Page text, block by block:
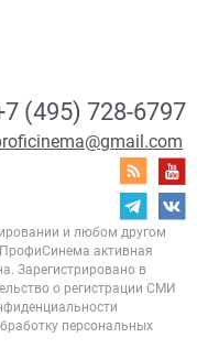
(495) 728-6797
и любом другом
ПрофиСинема активная
Зарегистрировано в
о регистрации СМИ
персональных